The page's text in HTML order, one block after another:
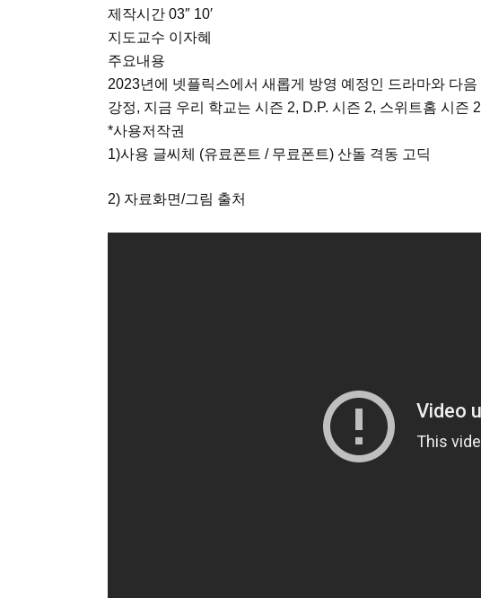
제작시간 03″ 10′
지도교수 이자혜
주요내용
2023년에 넷플릭스에서 새롭게 방영 예정인 드라마와 다
강정, 지금 우리 학교는 시즌 2, D.P. 시즌 2, 스위트홈 시즌
*사용저작권
1)사용 글씨체 (유료폰트 / 무료폰트) 산돌 격동 고딕
2) 자료화면/그림 출처